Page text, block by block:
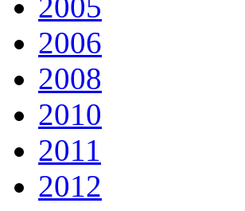
2005
2006
2008
2010
2011
2012